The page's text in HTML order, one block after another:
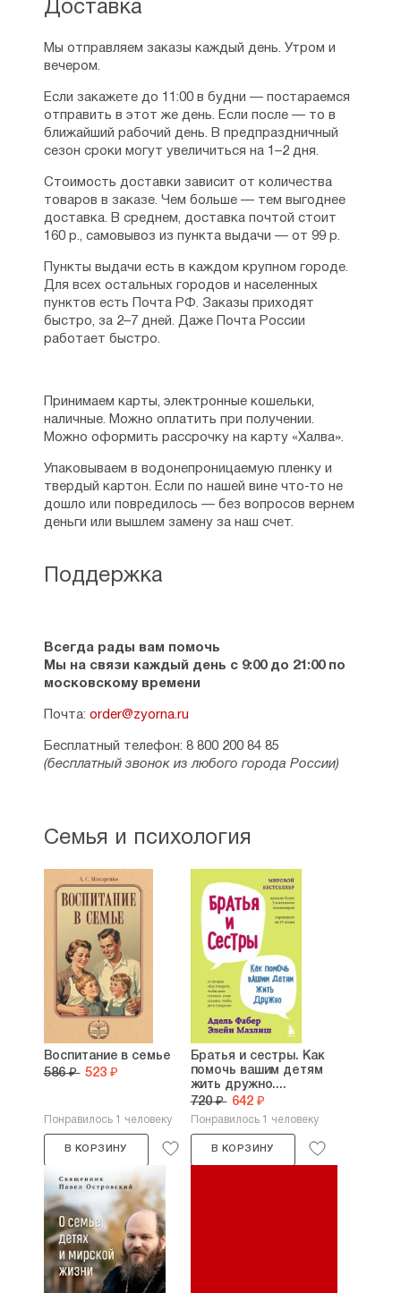
Поддержка
Всегда рады вам помочь
Мы на связи каждый день с 9:00 до 21:00 по
московскому времени
Почта: order@zyorna.ru
Бесплатный телефон: 8 800 200 84 85
(бесплатный звонок из любого города России)
Доставка
Мы отправляем заказы каждый день. Утром и
вечером.
Если закажете до 11:00 в будни — постараемся
отправить в этот же день. Если после — то в
ближайший рабочий день. В предпраздничный
сезон сроки могут увеличиться на 1–2 дня.
Стоимость доставки зависит от количества
товаров в заказе. Чем больше — тем выгоднее
доставка. В среднем, доставка почтой стоит
160 р., самовывоз из пункта выдачи — от 99 р.
Пункты выдачи есть в каждом крупном городе.
Для всех остальных городов и населенных
пунктов есть Почта РФ. Заказы приходят
быстро, за 2–7 дней. Даже Почта России
работает быстро.
Принимаем карты, электронные кошельки,
наличные. Можно оплатить при получении.
Можно оформить рассрочку на карту «Халва».
Упаковываем в водонепроницаемую пленку и
твердый картон. Если по нашей вине что-то не
дошло или повредилось — без вопросов вернем
деньги или вышлем замену за наш счет.
Семья и психология
Воспитание в семье
586 ₽ 523 ₽
Понравилось 1 человеку
В КОРЗИНУ
Братья и сестры. Как
помочь вашим детям
жить дружно....
720 ₽ 642 ₽
Понравилось 1 человеку
В КОРЗИНУ